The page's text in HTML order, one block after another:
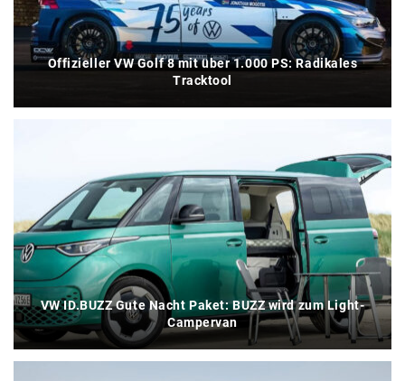
Offizieller VW Golf 8 mit über 1.000 PS: Radikales
Tracktool
VW ID.BUZZ Gute Nacht Paket: BUZZ wird zum Light-
Campervan